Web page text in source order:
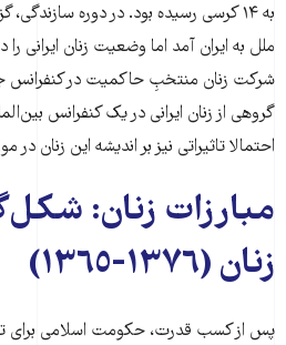
به ۱۴ کرسی رسیده بود. در دوره‌
ملل به ایران آمد اما وضعیت زنان ایرانی
شرکت زنان منتخبِ حاکمیت در کنفرانس
گروهی از زنان ایرانی در یک کنفرانس
احتمالا تاثیراتی نیز بر اندیشه‌ این
مبارزات زنان:
زنان (١٣٧٦-١٣٦٥)
پس از کسب قدرت، حکومت اسلامی برای